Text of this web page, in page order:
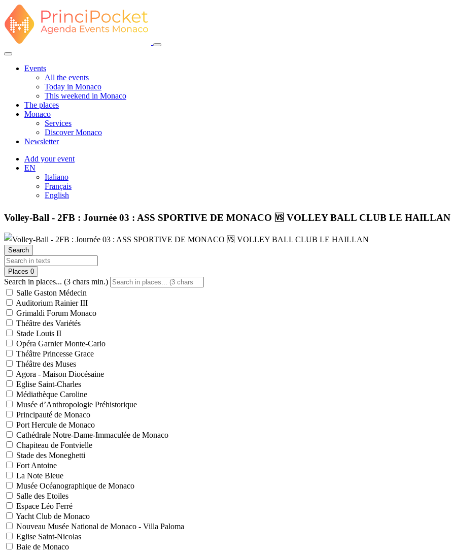
Events
All the events
Today in Monaco
This weekend in Monaco
The places
Monaco
Services
Discover Monaco
Newsletter
Add your event
EN
Italiano
Français
English
Volley-Ball - 2FB : Journée 03 : ASS SPORTIVE DE MONACO 🆚 VOLLEY BALL CLUB LE HAILLAN
Search
Places 0
Search in places... (3 chars min.)
Salle Gaston Médecin
Auditorium Rainier III
Grimaldi Forum Monaco
Théâtre des Variétés
Stade Louis II
Opéra Garnier Monte-Carlo
Théâtre Princesse Grace
Théâtre des Muses
Agora - Maison Diocésaine
Eglise Saint-Charles
Médiathèque Caroline
Musée d’Anthropologie Préhistorique
Principauté de Monaco
Port Hercule de Monaco
Cathédrale Notre-Dame-Immaculée de Monaco
Chapiteau de Fontvielle
Stade des Moneghetti
Fort Antoine
La Note Bleue
Musée Océanographique de Monaco
Salle des Etoiles
Espace Léo Ferré
Yacht Club de Monaco
Nouveau Musée National de Monaco - Villa Paloma
Eglise Saint-Nicolas
Baie de Monaco